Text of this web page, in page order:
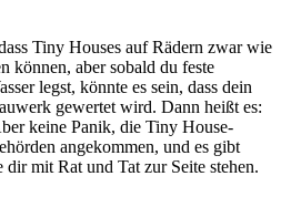
Tiny Houses auf Rädern zwar wie
können, aber sobald du feste
legst, könnte es sein, dass dein
gewertet wird. Dann heißt es:
keine Panik, die Tiny House-
angekommen, und es gibt
mit Rat und Tat zur Seite stehen.